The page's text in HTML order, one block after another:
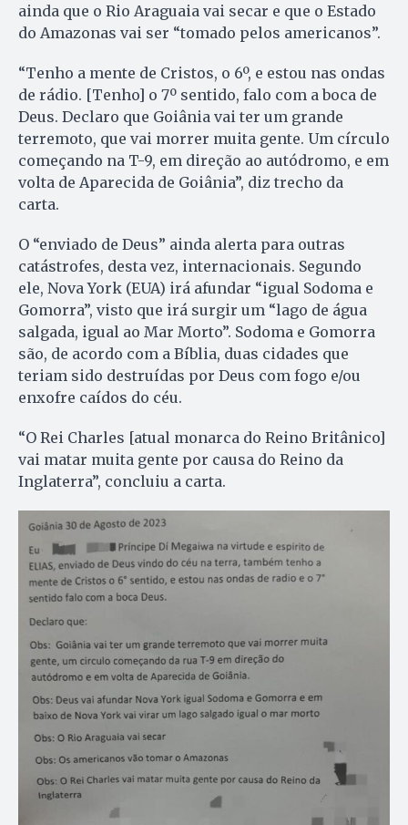
ainda que o Rio Araguaia vai secar e que o Estado
do Amazonas vai ser “tomado pelos americanos”.
“Tenho a mente de Cristos, o 6º, e estou nas ondas
de rádio. [Tenho] o 7º sentido, falo com a boca de
Deus. Declaro que Goiânia vai ter um grande
terremoto, que vai morrer muita gente. Um círculo
começando na T-9, em direção ao autódromo, e em
volta de Aparecida de Goiânia”, diz trecho da
carta.
O “enviado de Deus” ainda alerta para outras
catástrofes, desta vez, internacionais. Segundo
ele, Nova York (EUA) irá afundar “igual Sodoma e
Gomorra”, visto que irá surgir um “lago de água
salgada, igual ao Mar Morto”. Sodoma e Gomorra
são, de acordo com a Bíblia, duas cidades que
teriam sido destruídas por Deus com fogo e/ou
enxofre caídos do céu.
“O Rei Charles [atual monarca do Reino Britânico]
vai matar muita gente por causa do Reino da
Inglaterra”, concluiu a carta.